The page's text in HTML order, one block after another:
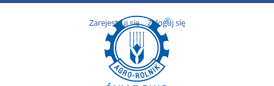
Zarejestruj się Zaloguj się